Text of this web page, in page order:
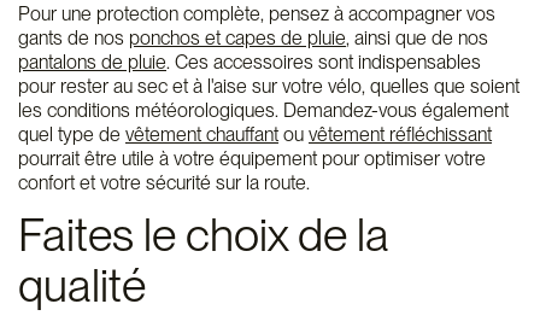
Pour une protection complète, pensez à accompagner vos
gants de nos ponchos et capes de pluie, ainsi que de nos
pantalons de pluie. Ces accessoires sont indispensables
pour rester au sec et à l'aise sur votre vélo, quelles que soient
les conditions météorologiques. Demandez-vous également
quel type de vêtement chauffant ou vêtement réfléchissant
pourrait être utile à votre équipement pour optimiser votre
confort et votre sécurité sur la route.
Faites le choix de la
qualité